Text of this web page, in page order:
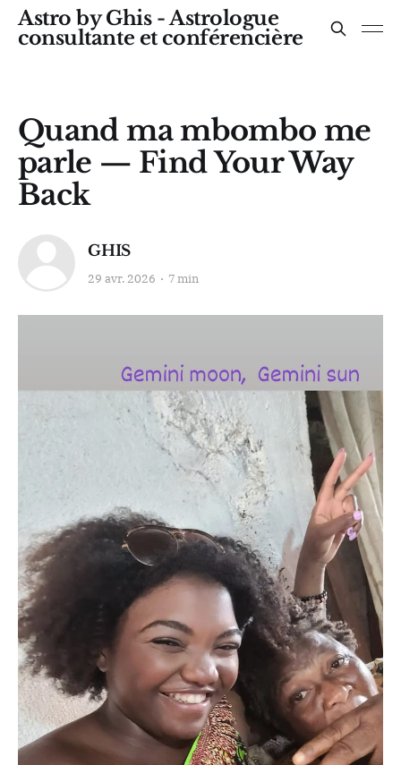
Astro by Ghis - Astrologue
consultante et conférencière
Quand ma mbombo me
parle — Find Your Way
Back
GHIS
29 avr. 2026 7 min